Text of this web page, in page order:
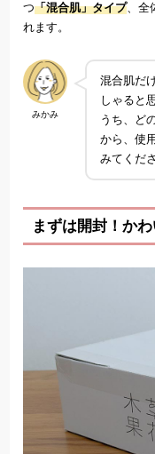
つ「混合肌」タイプ、全
れます。
みかみ
混合肌だ
しゃると
うち、ど
から、使
みてくだ
まずは開封！か